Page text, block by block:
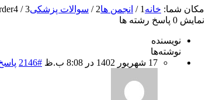
مکان شما: خانه 1
/ انجمن ها2
/ سوالات پزشکی3
/
4
نمایش 0 پاسخ رشته ها
نویسنده
نوشته‌ها
17 شهریور 1402 در 8:08 ب.ظ
#2146